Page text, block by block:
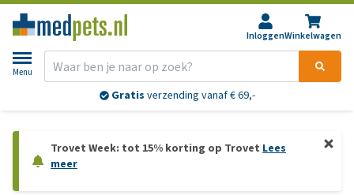
InloggenWinkelwagen
Menu
Gratis verzending vanaf € 69,-
Trovet Week: tot 15% korting op Trovet Lees
meer